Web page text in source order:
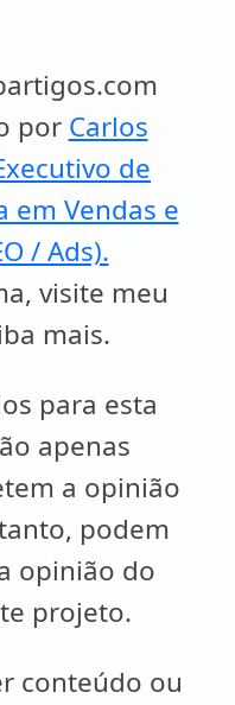
por Carlos
de
em Vendas e
/ Ads).
visite meu
mais.
para esta
apenas
a opinião
podem
opinião do
projeto.
conteúdo ou